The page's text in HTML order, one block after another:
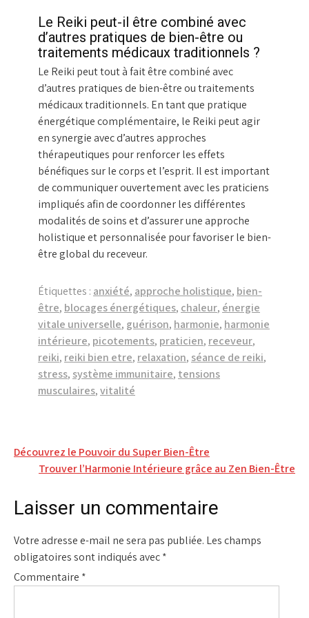
Le Reiki peut-il être combiné avec
d’autres pratiques de bien-être ou
traitements médicaux traditionnels ?
Le Reiki peut tout à fait être combiné avec
d’autres pratiques de bien-être ou traitements
médicaux traditionnels. En tant que pratique
énergétique complémentaire, le Reiki peut agir
en synergie avec d’autres approches
thérapeutiques pour renforcer les effets
bénéfiques sur le corps et l’esprit. Il est important
de communiquer ouvertement avec les praticiens
impliqués afin de coordonner les différentes
modalités de soins et d’assurer une approche
holistique et personnalisée pour favoriser le bien-
être global du receveur.
Étiquettes : anxiété, approche holistique, bien-
être, blocages énergétiques, chaleur, énergie
vitale universelle, guérison, harmonie, harmonie
intérieure, picotements, praticien, receveur,
reiki, reiki bien etre, relaxation, séance de reiki,
stress, système immunitaire, tensions
musculaires,vitalité
Navigation
l’article
Découvrez le Pouvoir du Super Bien-Être
Trouver l’Harmonie Intérieure grâce au Zen Bien-Être
Laisser un commentaire
Votre adresse e-mail ne sera pas publiée. Les champs
obligatoires sont indiqués avec*
Commentaire *